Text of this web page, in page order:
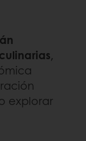
,
explorar